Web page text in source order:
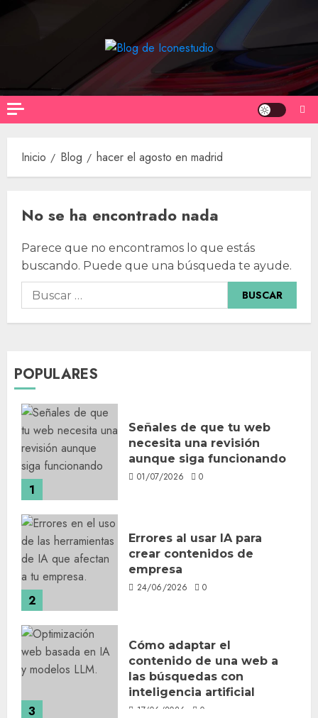
Inicio Blog hacer el agosto en madrid
No se ha encontrado nada
Parece que no encontramos lo que estás
buscando. Puede que una búsqueda te ayude.
Buscar:
POPULARES
1
Señales de que tu web
necesita una revisión
aunque siga funcionando
01/07/2026 0
2
Errores al usar IA para
crear contenidos de
empresa
24/06/2026 0
3
Cómo adaptar el
contenido de una web a
las búsquedas con
inteligencia artificial
17/06/2026 0